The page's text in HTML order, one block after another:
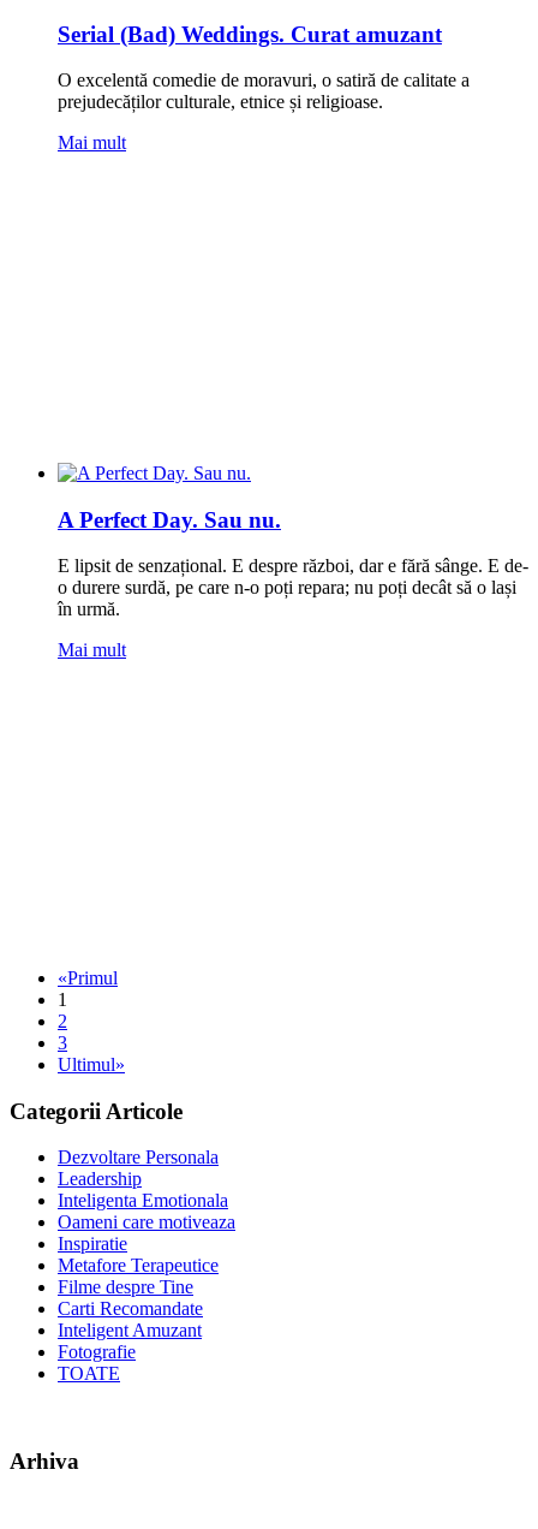
Serial (Bad) Weddings. Curat amuzant
O excelentă comedie de moravuri, o satiră de calitate a
prejudecăților culturale, etnice și religioase.
Mai mult
A Perfect Day. Sau nu.
E lipsit de senzațional. E despre război, dar e fără sânge. E de-
o durere surdă, pe care n-o poți repara; nu poți decât să o lași
în urmă.
Mai mult
«Primul
1
2
3
Ultimul»
Categorii Articole
Dezvoltare Personala
Leadership
Inteligenta Emotionala
Oameni care motiveaza
Inspiratie
Metafore Terapeutice
Filme despre Tine
Carti Recomandate
Inteligent Amuzant
Fotografie
TOATE
Arhiva